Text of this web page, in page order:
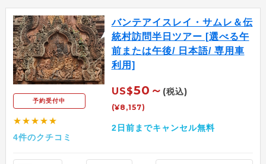
予約受付中
★★★★★
4件のクチコミ
バンテアイスレイ・サムレ＆伝
統村訪問半日ツアー [選べる午
前または午後/ 日本語/ 専用車
利用]
US$50～ (税込)
(¥8,157)
2日前までキャンセル無料